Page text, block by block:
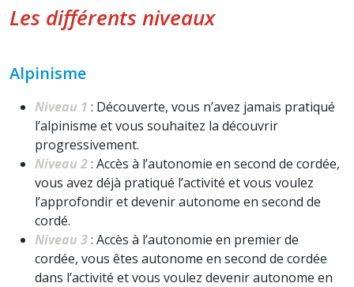
Les différents niveaux
Alpinisme
Niveau 1 : Découverte, vous n’avez jamais pratiqué
l’alpinisme et vous souhaitez la découvrir
progressivement.
Niveau 2: Accès à l’autonomie en second de cordée,
vous avez déjà pratiqué l’activité et vous voulez
l’approfondir et devenir autonome en second de
cordé.
Niveau 3: Accès à l’autonomie en premier de
cordée, vous êtes autonome en second de cordée
dans l’activité et vous voulez devenir autonome en